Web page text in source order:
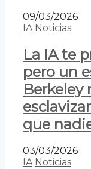
09/03/2026
IA Noticias
La IA te
pero un
Berkeley
que
03/03/2026
IA Noticias